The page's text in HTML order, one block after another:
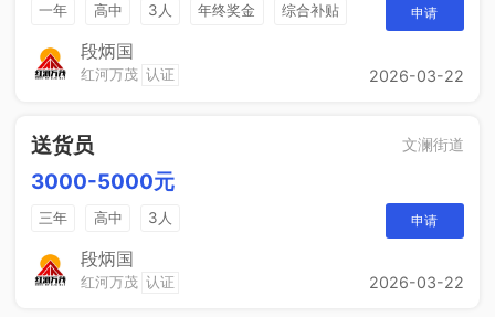
一年 高中 3人 年终奖金
综合补贴
奖励计划
申请
段炳国
红河万茂 认证 2026-03-22
送货员 文澜街道
3000-5000元
三年 高中 3人 申请
段炳国
红河万茂 认证 2026-03-22